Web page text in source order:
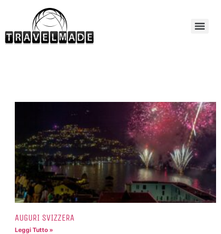
AUGURI SVIZZERA
Leggi Tutto »